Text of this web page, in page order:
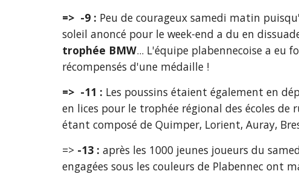
=>  -9 : Peu de courageux samedi matin
trophée BMW... L'équipe plabennecoise a
récompensés d'une médaille !
=>  -11 : Les poussins étaient également en
en lices pour le trophée régional des écoles
étant composé de Quimper, Lorient, Auray,
=> -13 : après les 1000 jeunes joueurs du
engagées sous les couleurs de Plabennec ont